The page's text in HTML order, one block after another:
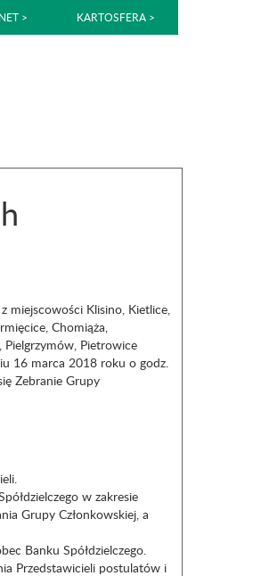
KARTOSFERA >
>
miejscowości Klisino, Kietlice,
Chomiąża,
Pietrowice
16 marca 2018 roku o godz.
Zebranie Grupy
w zakresie
Grupy Członkowskiej, a
Banku Spółdzielczego.
Przedstawicieli postulatów i